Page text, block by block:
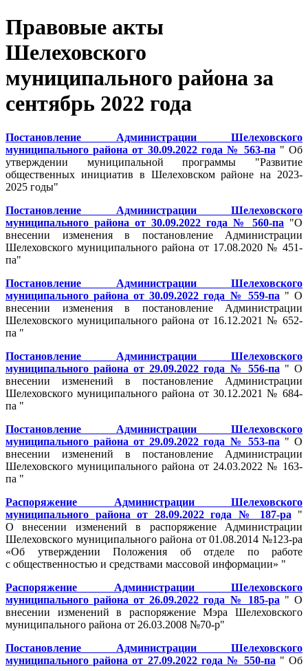
Правовые акты
Шелеховского
муниципального района за
сентябрь 2022 года
Постановление Администрации Шелеховского
муниципального района от 30.09.2022 года № 563-па " Об
утверждении муниципальной программы "Развитие
общественных инициатив в Шелеховском районе на 2023-
2025 годы"
Постановление Администрации Шелеховского
муниципального района от 30.09.2022 года № 560-па "О
внесении изменения в постановление Администрации
Шелеховского муниципального района от 17.08.2020 № 451-
па"
Постановление Администрации Шелеховского
муниципального района от 30.09.2022 года № 559-па " О
внесении изменения в постановление Администрации
Шелеховского муниципального района от 16.12.2021 № 652-
па "
Постановление Администрации Шелеховского
муниципального района от 29.09.2022 года № 556-па " О
внесении изменений в постановление Администрации
Шелеховского муниципального района от 30.12.2021 № 684-
па "
Постановление Администрации Шелеховского
муниципального района от 29.09.2022 года № 553-па " О
внесении изменений в постановление Администрации
Шелеховского муниципального района от 24.03.2022 № 163-
па "
Распоряжение Администрации Шелеховского
муниципального района от 28.09.2022 года № 187-ра "
О внесении изменений в распоряжение Администрации
Шелеховского муниципального района от 01.08.2014 №123-ра
«Об утверждении Положения об отделе по работе
с общественностью и средствами массовой информации» "
Распоряжение Администрации Шелеховского
муниципального района от 26.09.2022 года № 185-ра " О
внесении изменений в распоряжение Мэра Шелеховского
муниципального района от 26.03.2008 №70-р"
Постановление Администрации Шелеховского
муниципального района от 27.09.2022 года № 550-па " Об